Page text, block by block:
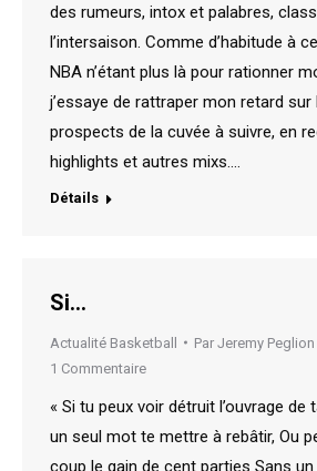
des rumeurs, intox et palabres,
l’intersaison. Comme d’habitude à
NBA n’étant plus là pour rationner
j’essaye de rattraper mon retard
prospects de la cuvée à suivre, en
highlights et autres mixs.…
Détails
Si…
Actualité Basketball Par Jeremy Peglion
1 Commentaire
« Si tu peux voir détruit l’ouvrage de
un seul mot te mettre à rebâtir, Ou
coup le gain de cent parties Sans